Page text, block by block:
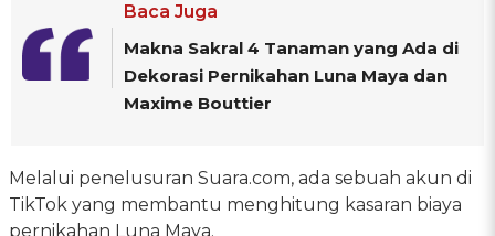
Baca Juga
Makna Sakral 4 Tanaman yang Ada di
Dekorasi Pernikahan Luna Maya dan
Maxime Bouttier
Melalui penelusuran Suara.com, ada sebuah akun di
TikTok yang membantu menghitung kasaran biaya
pernikahan Luna Maya.